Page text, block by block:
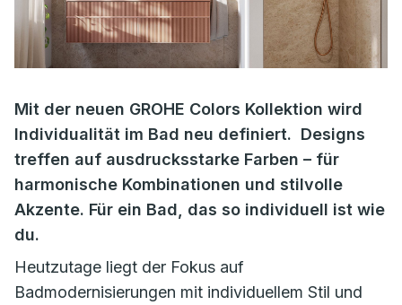
Mit der neuen GROHE Colors Kollektion wird
Individualität im Bad neu definiert. Designs
treffen auf ausdrucksstarke Farben – für
harmonische Kombinationen und stilvolle
Akzente. Für ein Bad, das so individuell ist wie
du.
Heutzutage liegt der Fokus auf
Badmodernisierungen mit individuellem Stil und